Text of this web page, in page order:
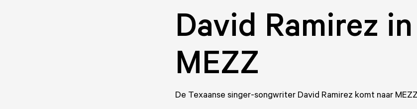
David Ramirez in
MEZZ
De Texaanse singer-songwriter David Ramirez komt naar